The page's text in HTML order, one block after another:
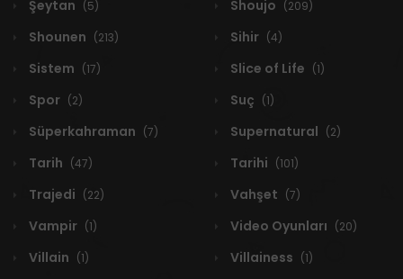
Şeytan (5) Shoujo (209)
Shounen (213) Sihir (4)
Sistem (17) Slice of Life (1)
Spor (2) Suç (1)
Süperkahraman (7) Supernatural (2)
Tarih (47) Tarihi (101)
Trajedi (22) Vahşet (7)
Vampir (1) Video Oyunları (20)
Villain (1) Villainess (1)